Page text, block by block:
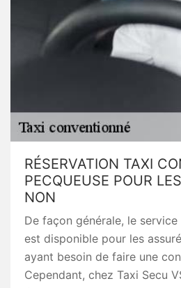
RÉSERVATION TAXI
PECQUEUSE POUR
NON
De façon générale, le
est disponible pour les
ayant besoin de faire une
Cependant, chez Taxi Secu